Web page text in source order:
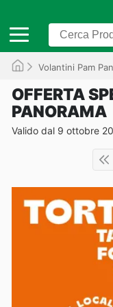
Volantini Pam
OFFERTA
PANORAMA
Valido dal 9 ottobre